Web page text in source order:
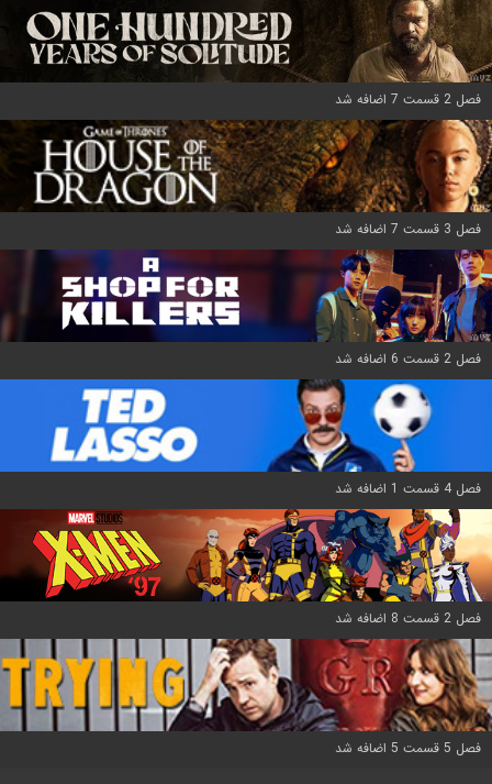
فصل 2 قسمت 7 اضافه شد
فصل 3 قسمت 7 اضافه شد
فصل 2 قسمت 6 اضافه شد
فصل 4 قسمت 1 اضافه شد
فصل 2 قسمت 8 اضافه شد
فصل 5 قسمت 5 اضافه شد